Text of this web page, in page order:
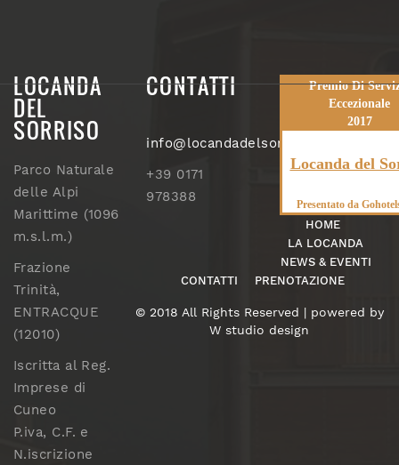
LOCANDA
DEL
SORRISO
Parco Naturale
delle Alpi
Marittime (1096
m.s.l.m.)
Frazione
Trinità,
ENTRACQUE
(12010)
Iscritta al Reg.
Imprese di
Cuneo
P.iva, C.F. e
N.iscrizione
CONTATTI
info@locandadelsorriso.com
+39 0171
978388
Premio Di
Eccezionale
2017
Locanda del
Presentato da
HOME
LA LOCANDA
NEWS & EVENTI
CONTATTI
PRENOTAZIONE
© 2018 All Rights Reserved | powered by
W studio design